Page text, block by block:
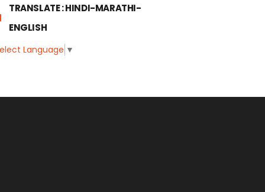
TRANSLATE : HINDI-MARATHI-
ENGLISH
Language ▼